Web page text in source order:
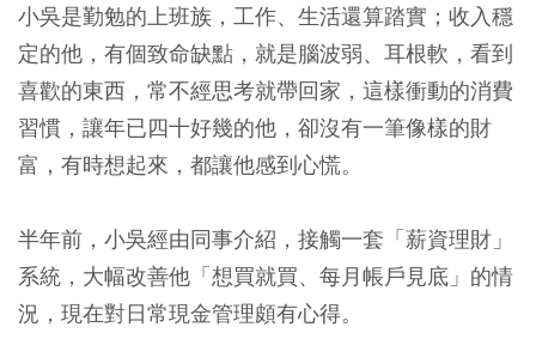
小吳是勤勉的上班族，工作、生活還算踏實；收入穩
定的他，有個致命缺點，就是腦波弱、耳根軟，看到
喜歡的東西，常不經思考就帶回家，這樣衝動的消費
習慣，讓年已四十好幾的他，卻沒有一筆像樣的財
富，有時想起來，都讓他感到心慌。
半年前，小吳經由同事介紹，接觸一套「薪資理財」
系統，大幅改善他「想買就買、每月帳戶見底」的情
況，現在對日常現金管理頗有心得。